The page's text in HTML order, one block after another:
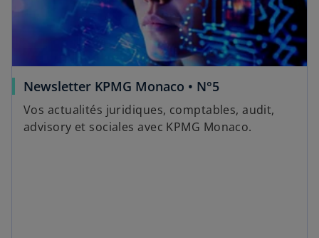
Newsletter KPMG Monaco • N°5
Vos actualités juridiques, comptables, audit,
advisory et sociales avec KPMG Monaco.